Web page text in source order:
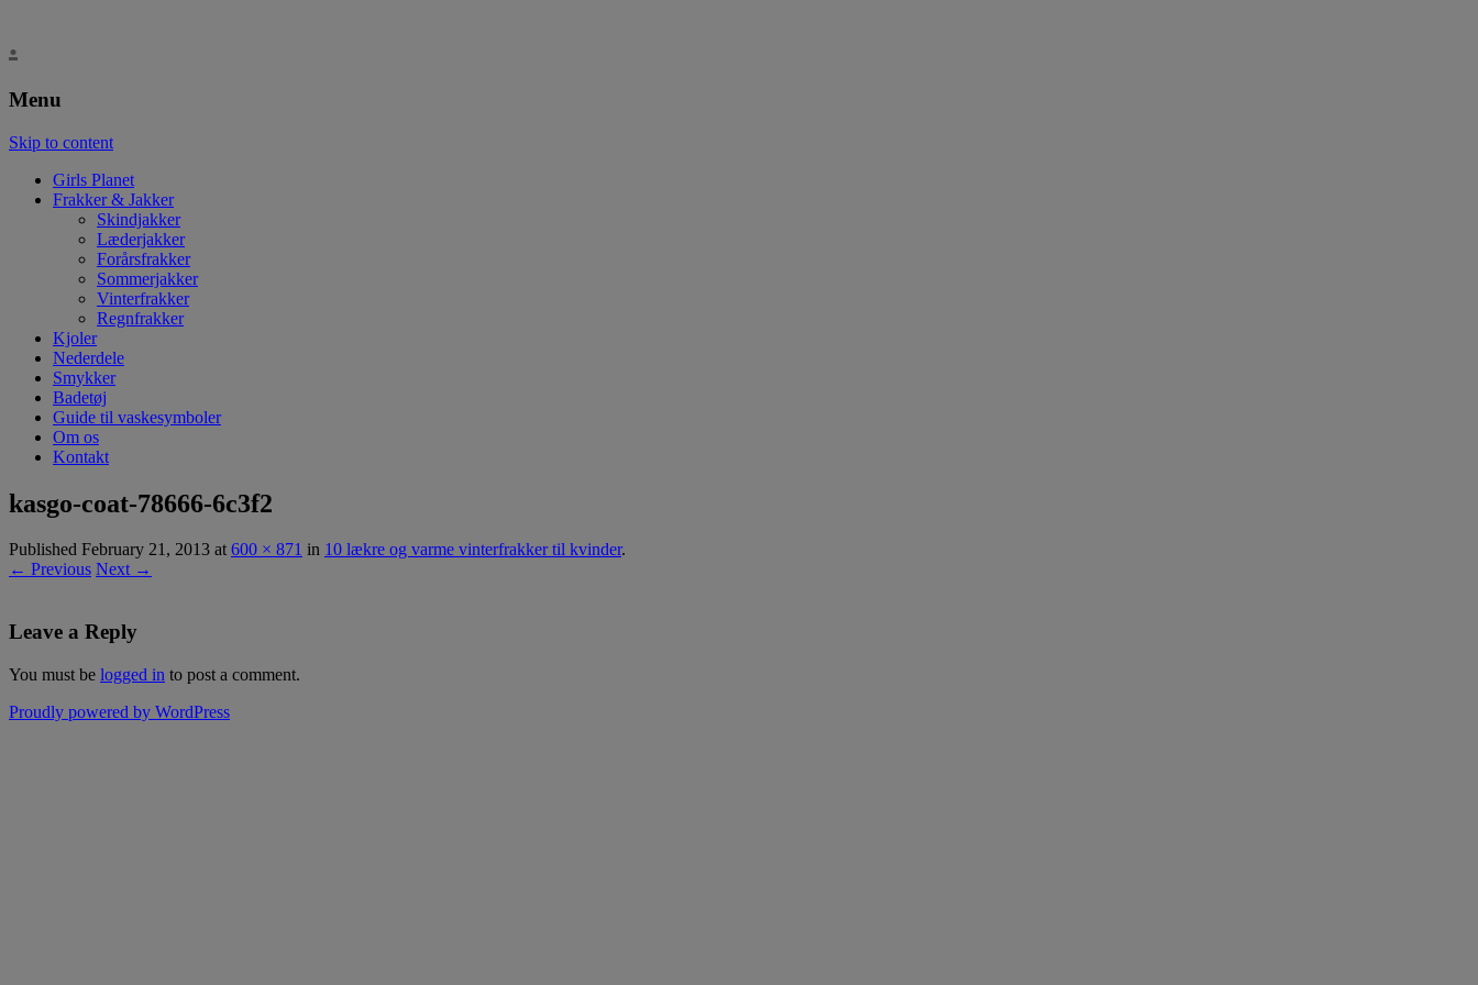
.
Menu
Skip to content
Girls Planet
Frakker & Jakker
Skindjakker
Læderjakker
Forårsfrakker
Sommerjakker
Vinterfrakker
Regnfrakker
Kjoler
Nederdele
Smykker
Badetøj
Guide til vaskesymboler
Om os
Kontakt
kasgo-coat-78666-6c3f2
Published February 21, 2013 at600 × 871 in 10 lækre og varme vinterfrakker til kvinder.
← Previous Next →
Leave a Reply
You must be logged in to post a comment.
Proudly powered by WordPress